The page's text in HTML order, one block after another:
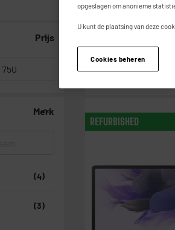
Prijs
Merk
(4)
(3)
Vergelijk
REFURBISHED
opgeslagen om anonieme
U kunt de plaatsing van deze
Cookies beheren